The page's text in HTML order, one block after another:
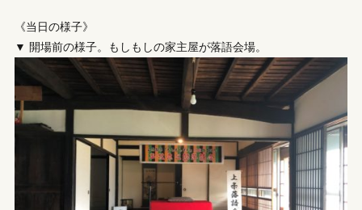
《当日の様子》
▼ 開場前の様子。もしもしの家主屋が落語会場。